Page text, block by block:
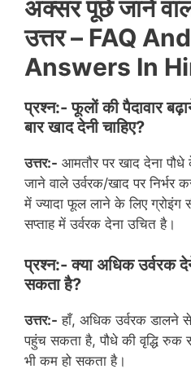
अक्सर पूंछे जाने
उत्तर – FAQ
Answers In
प्रश्न:- फूलों की पैदावार
बार खाद देनी चाहिए?
उत्तर:- आमतौर पर खाद देना
जाने वाले उर्वरक/खाद पर निर्भर
में ज्यादा फूल लाने के लिए
सप्ताह में उर्वरक देना उचित है।
प्रश्न:- क्या अधिक उर्वरक
सकता है?
उत्तर:- हाँ, अधिक उर्वरक डालने
पहुंच सकता है, पौधे की वृद्धि
भी कम हो सकता है।